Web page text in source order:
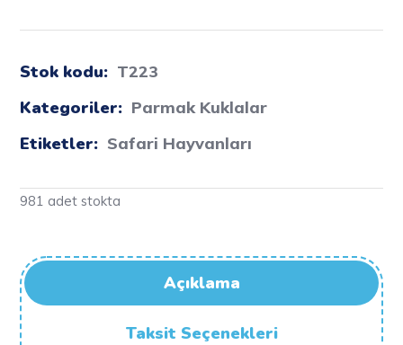
Stok kodu: T223
Kategoriler: Parmak Kuklalar
Etiketler: Safari Hayvanları
981 adet stokta
Açıklama
Taksit Seçenekleri